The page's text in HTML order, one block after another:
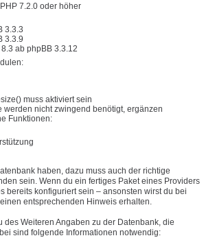
PHP 7.2.0 oder höher
3.3.3
3.3.9
ab phpBB 3.3.12
muss aktiviert sein
werden nicht zwingend benötigt, ergänzen
Funktionen:
haben, dazu muss auch der richtige
sein. Wenn du ein fertiges Paket eines Providers
bereits konfiguriert sein – ansonsten wirst du bei
entsprechenden Hinweis erhalten.
des Weiteren Angaben zu der Datenbank, die
sind folgende Informationen notwendig: